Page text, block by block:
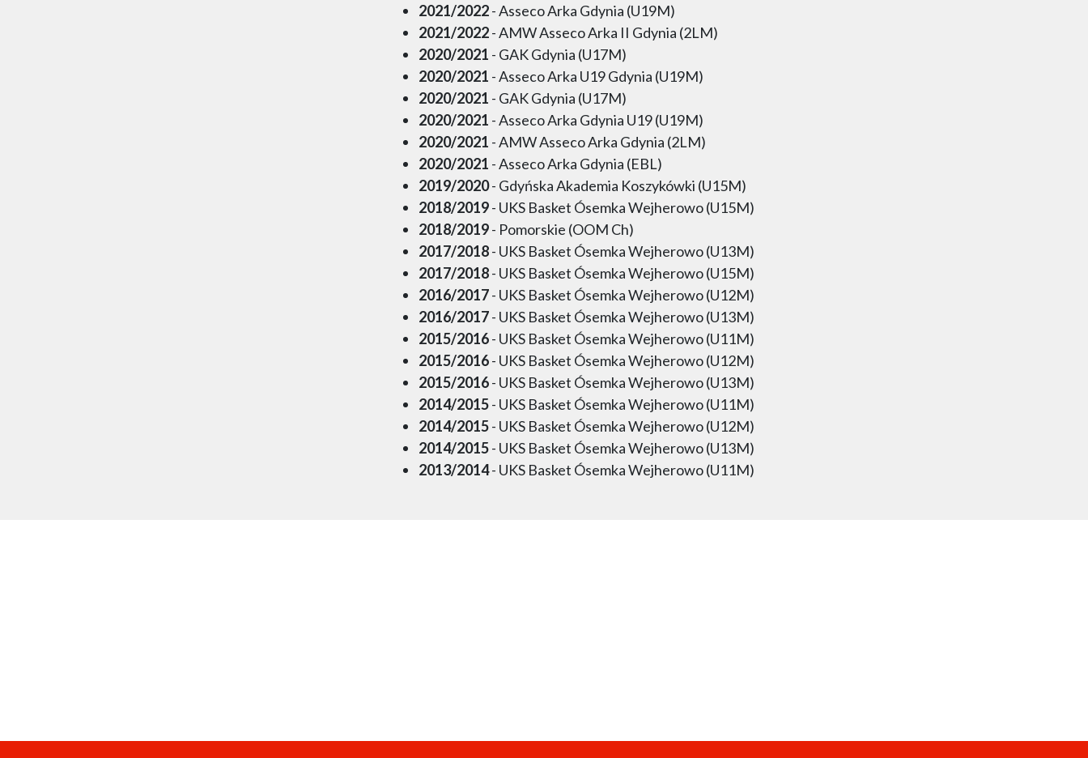
2021/2022- Asseco Arka Gdynia (U19M)
2021/2022- AMW Asseco Arka II Gdynia (2LM)
2020/2021 - GAK Gdynia (U17M)
2020/2021 - Asseco Arka U19 Gdynia (U19M)
2020/2021 - GAK Gdynia (U17M)
2020/2021 - Asseco Arka Gdynia U19 (U19M)
2020/2021 - AMW Asseco Arka Gdynia (2LM)
2020/2021 - Asseco Arka Gdynia (EBL)
2019/2020- Gdyńska Akademia Koszykówki (U15M)
2018/2019- UKS Basket Ósemka Wejherowo (U15M)
2018/2019- Pomorskie (OOM Ch)
2017/2018- UKS Basket Ósemka Wejherowo (U13M)
2017/2018- UKS Basket Ósemka Wejherowo (U15M)
2016/2017- UKS Basket Ósemka Wejherowo (U12M)
2016/2017- UKS Basket Ósemka Wejherowo (U13M)
2015/2016- UKS Basket Ósemka Wejherowo (U11M)
2015/2016- UKS Basket Ósemka Wejherowo (U12M)
2015/2016- UKS Basket Ósemka Wejherowo (U13M)
2014/2015- UKS Basket Ósemka Wejherowo (U11M)
2014/2015- UKS Basket Ósemka Wejherowo (U12M)
2014/2015- UKS Basket Ósemka Wejherowo (U13M)
2013/2014- UKS Basket Ósemka Wejherowo (U11M)